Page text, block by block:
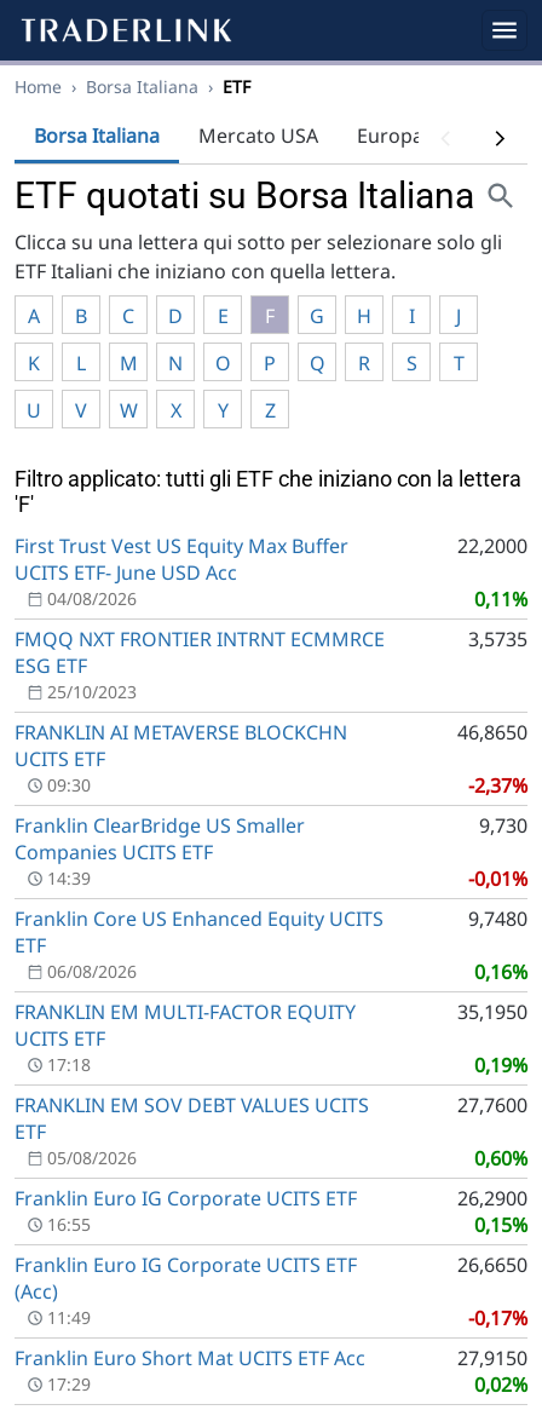
Home › Borsa Italiana › ETF
Borsa Italiana Mercato USA Europa Indici
ETF quotati su Borsa Italiana
Clicca su una lettera qui sotto per selezionare solo gli
ETF Italiani che iniziano con quella lettera.
A
B C D E F G H I
J
K
L M N O P Q R S
T
U
V W X Y Z
Filtro applicato: tutti gli ETF che iniziano con la lettera
'F'
First Trust Vest US Equity Max Buffer
UCITS ETF- June USD Acc
22,2000
0,11%
04/08/2026
FMQQ NXT FRONTIER INTRNT ECMMRCE
ESG ETF
3,5735
25/10/2023
FRANKLIN AI METAVERSE BLOCKCHN
UCITS ETF
46,8650
-2,37%
09:30
Franklin ClearBridge US Smaller
Companies UCITS ETF
9,730
-0,01%
14:39
Franklin Core US Enhanced Equity UCITS
ETF
9,7480
0,16%
06/08/2026
FRANKLIN EM MULTI-FACTOR EQUITY
UCITS ETF
35,1950
0,19%
17:18
FRANKLIN EM SOV DEBT VALUES UCITS
ETF
27,7600
0,60%
05/08/2026
Franklin Euro IG Corporate UCITS ETF
26,2900
0,15%
16:55
Franklin Euro IG Corporate UCITS ETF
(Acc)
26,6650
-0,17%
11:49
Franklin Euro Short Mat UCITS ETF Acc
27,9150
0,02%
17:29